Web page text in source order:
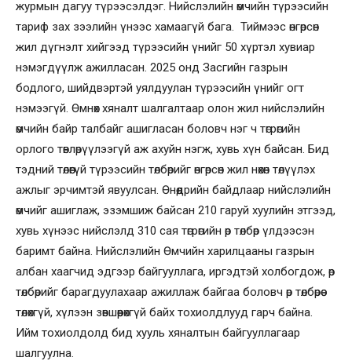
журмын дагуу түрээсэлдэг. Нийслэлийн өмчийн түрээсийн
тариф зах зээлийн үнээс хамаагүй бага. Тиймээс өнгөрсөн
жил дүгнэлт хийгээд түрээсийн үнийг 50 хүртэл хувиар
нэмэгдүүлж ажилласан. 2025 онд Засгийн газрын
бодлого, шийдвэртэй уялдуулан түрээсийн үнийг огт
нэмээгүй. Өмнөх хяналт шалгалтаар олон жил нийслэлийн
өмчийн байр талбайг ашигласан боловч нэг ч төгрөгийн
орлого төвлөрүүлээгүй аж ахуйн нэгж, хувь хүн байсан. Бид
тэдний төлөөгүй түрээсийн төлбөрийг өнгөрсөн жил нөхөн төлүүлэх
ажлыг эрчимтэй явуулсан. Өнөөдрийн байдлаар нийслэлийн
өмчийг ашиглаж, эзэмшиж байсан 210 гаруй хуулийн этгээд,
хувь хүнээс нийслэлд 310 сая төгрөгийн өр төлбөр үлдээсэн
баримт байна. Нийслэлийн Өмчийн харилцааны газрын
албан хаагчид эдгээр байгууллага, иргэдтэй холбогдож, өр
төлбөрийг барагдуулахаар ажиллаж байгаа боловч өр төлбөрөө
төлөхгүй, хүлээн зөвшөөрөхгүй байх тохиолдлууд гарч байна.
Ийм тохиолдолд бид хууль хяналтын байгууллагаар
шалгуулна.